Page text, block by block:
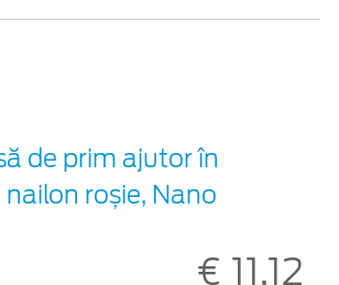
de prim ajutor în
roșie, Nano
€ 11,12